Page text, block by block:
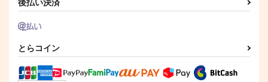
とらコイン